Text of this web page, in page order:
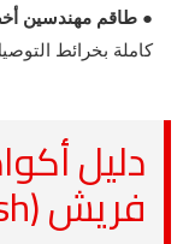
● طاقم مهندسين
كاملة بخرائط
دليل
فريش (Fresh) الشائعة بالمنزل